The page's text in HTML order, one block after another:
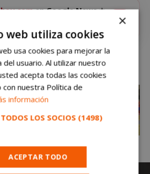
en Google News ⭐
VER
tu nombre a un pabellón en Móstoles supera con
×
web utiliza cookies
usa cookies para mejorar la
del usuario. Al utilizar nuestro
acepta todas las cookies
con nuestra Política de
información
LOS SOCIOS (1498)
ACEPTAR TODO